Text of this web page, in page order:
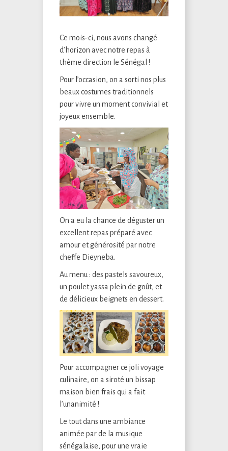
Ce mois-ci, nous avons changé
d’horizon avec notre repas à
thème direction le Sénégal !
Pour l’occasion, on a sorti nos plus
beaux costumes traditionnels
pour vivre un moment convivial et
joyeux ensemble.
On a eu la chance de déguster un
excellent repas préparé avec
amour et générosité par notre
cheffe Dieyneba.
Au menu : des pastels savoureux,
un poulet yassa plein de goût, et
de délicieux beignets en dessert.
Pour accompagner ce joli voyage
culinaire, on a siroté un bissap
maison bien frais qui a fait
l’unanimité !
Le tout dans une ambiance
animée par de la musique
sénégalaise, pour une vraie